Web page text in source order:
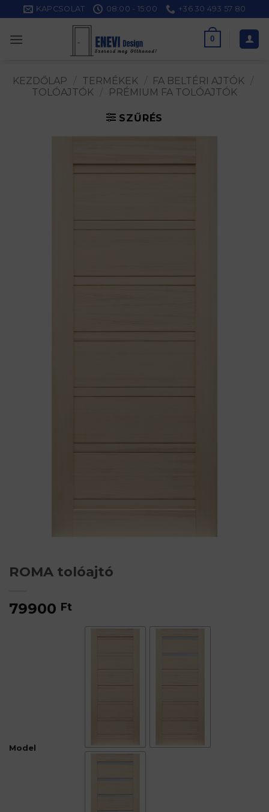
to
content
KAPCSOLAT 08:00 - 15:00 +36 30 493 57 80
0
KEZDŐLAP TERMÉKEK FA BELTÉRI AJTÓK
TOLÓAJTÓK
PRÉMIUM FA TOLÓAJTÓK
SZŰRÉS
ROMA tolóajtó
79900 Ft
Model